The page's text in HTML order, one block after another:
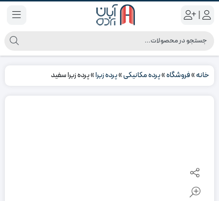
|
خانه»فروشگاه»پرده مکانیکی»پرده زبرا»پرده زبرا سفید